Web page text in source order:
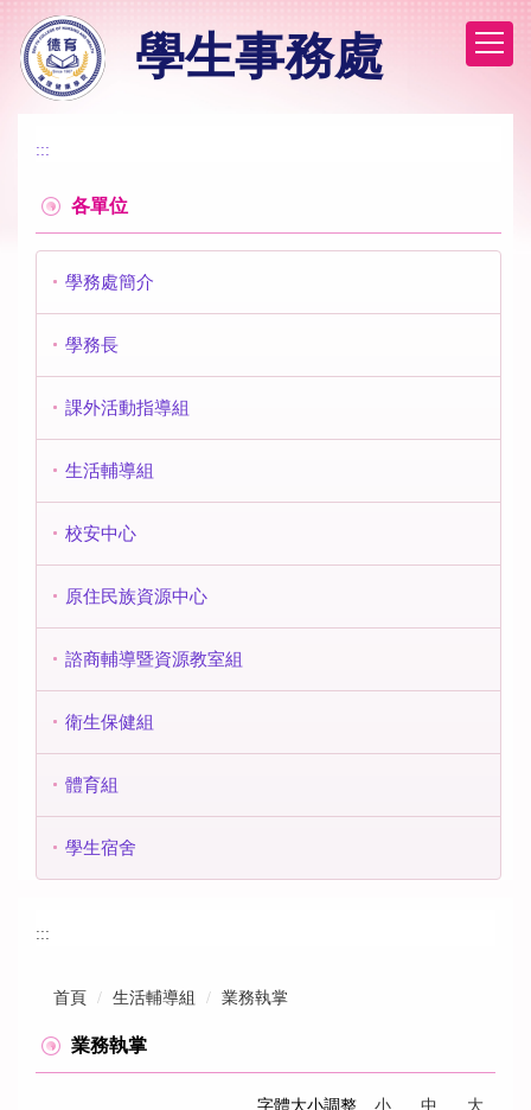
到
主
學生事務處
:::
各單位
學務處簡介
學務長
課外活動指導組
生活輔導組
校安中心
原住民族資源中心
諮商輔導暨資源教室組
衛生保健組
體育組
學生宿舍
:::
首頁 生活輔導組 業務執掌
業務執掌
字體大小調整 小 中
大